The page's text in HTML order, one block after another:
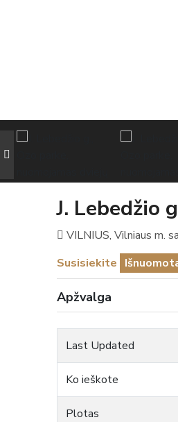
J. Lebedžio
VILNIUS, Vilniaus m.
Susisiekite
Apžvalga
Last Updated
Ko ieškote
Plotas